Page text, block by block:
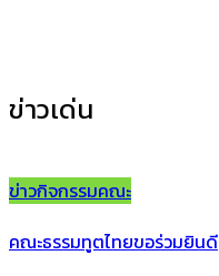
ข่าวเด่น
ข่าวกิจกรรมคณะ
คณะธรรมทูตไทยขอร่วมยินดี